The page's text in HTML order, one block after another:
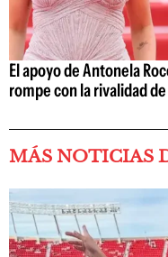
El apoyo de Antonela
rompe con la rivalidad
MÁS NOTICIAS